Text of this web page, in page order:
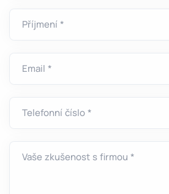
Příjmení *
Email *
Telefonní číslo *
Vaše zkušenost s firmou *